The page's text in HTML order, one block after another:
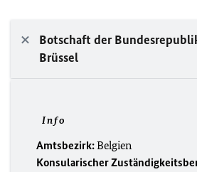
Botschaft der
Brüssel
Info
Amtsbezirk:Belgien
Konsularischer